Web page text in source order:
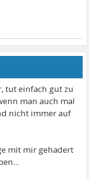
tut einfach gut zu
man auch mal
nicht immer auf
mit mir gehadert